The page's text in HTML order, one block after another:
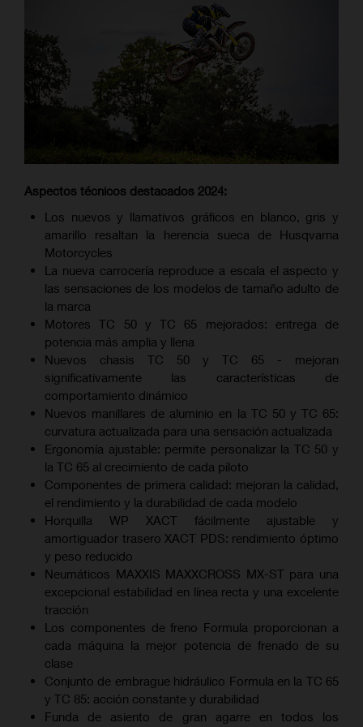
Aspectos técnicos destacados 2024:
Los nuevos y llamativos gráficos en blanco, gris y
amarillo resaltan la herencia sueca de Husqvarna
Motorcycles
La nueva carrocería reproduce a escala el aspecto y
las sensaciones de los modelos de tamaño adulto de
la marca
Motores TC 50 y TC 65 mejorados: entrega de
potencia más amplia y llena
Nuevos chasis TC 50 y TC 65 - mejoran
significativamente las características de
comportamiento dinámico
Nuevos manillares de aluminio en la TC 50 y TC 65:
curvatura actualizada para una sensación actualizada
Ergonomía ajustable: permite personalizar la TC 50 y
la TC 65 al crecimiento de cada piloto
Componentes de primera calidad: mejoran la calidad,
el rendimiento y la durabilidad de cada modelo
Horquilla WP XACT fácilmente ajustable y
amortiguador trasero XACT PDS: rendimiento óptimo
y peso reducido
Neumáticos MAXXIS MAXXCROSS MX-ST para una
excepcional estabilidad en línea recta y una excelente
tracción
Los componentes de freno Formula proporcionan a
cada máquina la mejor potencia de frenado de su
clase
Conjunto de embrague hidráulico Formula en la TC 65
y TC 85: acción constante y durabilidad
Funda de asiento de gran agarre en todos los